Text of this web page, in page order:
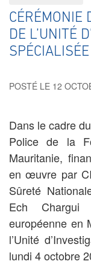
CÉRÉMONIE
DE L’UNITÉ
POSTÉ LE 12
Dans le cadre
Police de la
Mauritanie,
en œuvre par
Sûreté
Ech Chargui
européenne en
l’Unité
lundi 4 octobre